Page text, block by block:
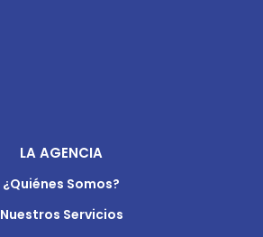
LA AGENCIA
¿Quiénes Somos?
Nuestros Servicios